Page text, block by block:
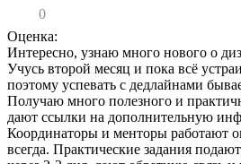
0
Оценка:
Интересно, узнаю много нового о
Учусь второй месяц и пока всё
поэтому успевать с дедлайнами
Получаю много полезного и
дают ссылки на дополнительную
Координаторы и менторы работают
всегда. Практические задания